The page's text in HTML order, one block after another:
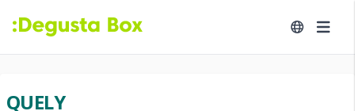
QUELY